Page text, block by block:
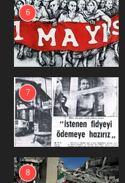
6
7
8